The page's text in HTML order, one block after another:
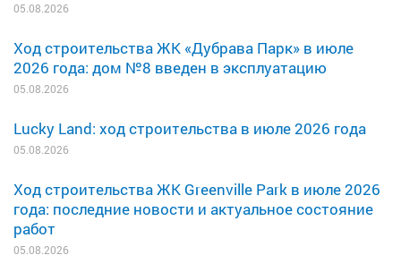
05.08.2026
Ход строительства ЖК «Дубрава Парк» в июле
2026 года: дом №8 введен в эксплуатацию
05.08.2026
Lucky Land: ход строительства в июле 2026 года
05.08.2026
Ход строительства ЖК Greenville Park в июле 2026
года: последние новости и актуальное состояние
работ
05.08.2026